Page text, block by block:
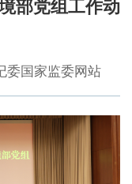
部党组工作动
委国家监委网站